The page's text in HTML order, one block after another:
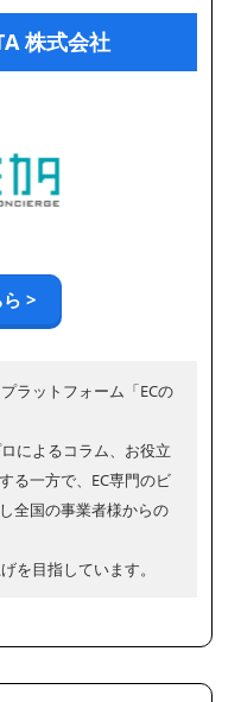
株式会社
>
ラットフォーム「ECの
によるコラム、お役立
る一方で、EC専門のビ
全国の事業者様からの
を目指しています。